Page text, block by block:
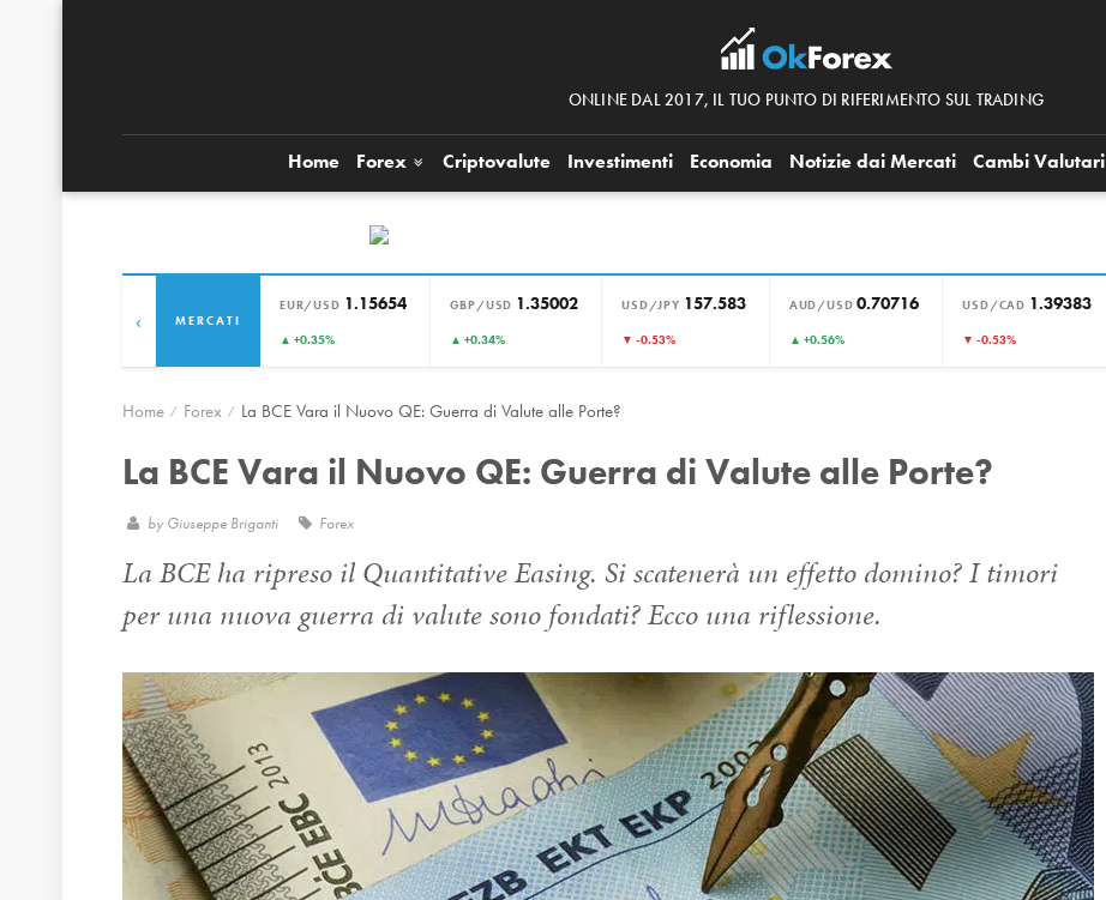
ONLINE DAL 2017, IL TUO PUNTO DI RIFERIMENTO SUL TRADING
Home Forex Criptovalute Investimenti Economia Notizie dai Mercati Cambi Valutari
MERCATI
EUR/USD 1.15654
▲ +0.35%
GBP/USD 1.35002
▲ +0.34%
USD/JPY 157.583
▼ -0.53%
AUD/USD 0.70716
▲ +0.56%
USD/CAD 1.39383
▼ -0.53%
‹
Home Forex La BCE Vara il Nuovo QE: Guerra di Valute alle Porte?
La BCE Vara il Nuovo QE: Guerra di Valute alle Porte?
by Giuseppe Briganti Forex
La BCE ha ripreso il Quantitative Easing. Si scatenerà un effetto domino? I timori
per una nuova guerra di valute sono fondati? Ecco una riflessione.